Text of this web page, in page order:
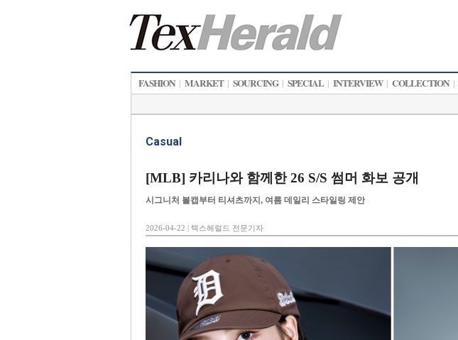
FASHION | MARKET | SOURCING | SPECIAL | INTERVIEW | COLLECTION |
Casual
[MLB] 카리나와 함께한 26 S/S 썸머 화보 공개
시그니처 볼캡부터 티셔츠까지, 여름 데일리 스타일링 제안
2026-04-22 | 텍스헤럴드 전문기자